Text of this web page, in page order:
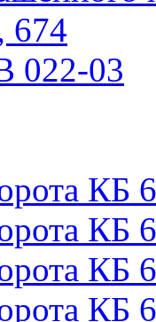
674
022-03
КБ
КБ
КБ
КБ